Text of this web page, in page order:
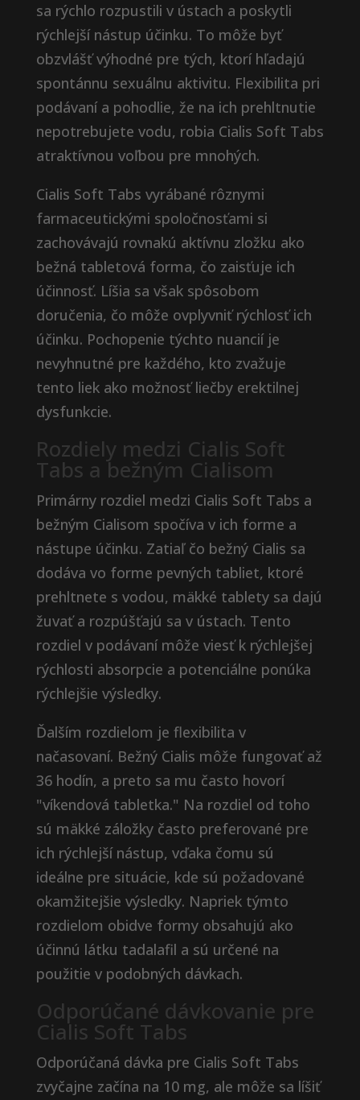
sa rýchlo rozpustili v ústach a poskytli
rýchlejší nástup účinku. To môže byť
obzvlášť výhodné pre tých, ktorí hľadajú
spontánnu sexuálnu aktivitu. Flexibilita pri
podávaní a pohodlie, že na ich prehltnutie
nepotrebujete vodu, robia Cialis Soft Tabs
atraktívnou voľbou pre mnohých.
Cialis Soft Tabs vyrábané rôznymi
farmaceutickými spoločnosťami si
zachovávajú rovnakú aktívnu zložku ako
bežná tabletová forma, čo zaisťuje ich
účinnosť. Líšia sa však spôsobom
doručenia, čo môže ovplyvniť rýchlosť ich
účinku. Pochopenie týchto nuancií je
nevyhnutné pre každého, kto zvažuje
tento liek ako možnosť liečby erektilnej
dysfunkcie.
Rozdiely medzi Cialis Soft
Tabs a bežným Cialisom
Primárny rozdiel medzi Cialis Soft Tabs a
bežným Cialisom spočíva v ich forme a
nástupe účinku. Zatiaľ čo bežný Cialis sa
dodáva vo forme pevných tabliet, ktoré
prehltnete s vodou, mäkké tablety sa dajú
žuvať a rozpúšťajú sa v ústach. Tento
rozdiel v podávaní môže viesť k rýchlejšej
rýchlosti absorpcie a potenciálne ponúka
rýchlejšie výsledky.
Ďalším rozdielom je flexibilita v
načasovaní. Bežný Cialis môže fungovať až
36 hodín, a preto sa mu často hovorí
"víkendová tabletka." Na rozdiel od toho
sú mäkké záložky často preferované pre
ich rýchlejší nástup, vďaka čomu sú
ideálne pre situácie, kde sú požadované
okamžitejšie výsledky. Napriek týmto
rozdielom obidve formy obsahujú ako
účinnú látku tadalafil a sú určené na
použitie v podobných dávkach.
Odporúčané dávkovanie pre
Cialis Soft Tabs
Odporúčaná dávka pre Cialis Soft Tabs
zvyčajne začína na 10 mg, ale môže sa líšiť